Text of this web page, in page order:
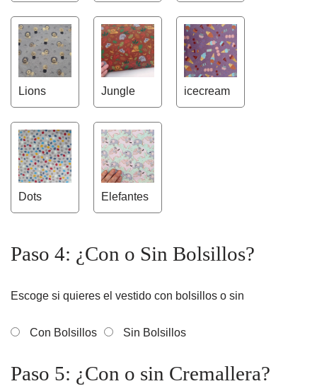
Lions Jungle icecream
Dots Elefantes
Paso 4: ¿Con o Sin Bolsillos?
Escoge si quieres el vestido con bolsillos o sin
Con Bolsillos Sin Bolsillos
Paso 5: ¿Con o sin Cremallera?